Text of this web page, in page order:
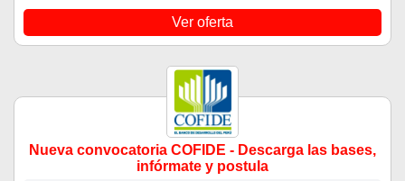
Ver oferta
Nueva convocatoria COFIDE - Descarga las bases,
infórmate y postula